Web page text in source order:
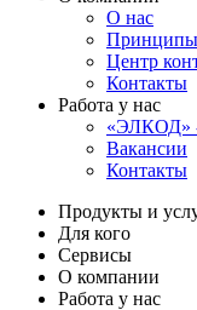
О нас
Принципы
Центр
Контакты
Работа у нас
«ЭЛКОД» -
Вакансии
Контакты
Продукты и
Для кого
Сервисы
О компании
Работа у нас